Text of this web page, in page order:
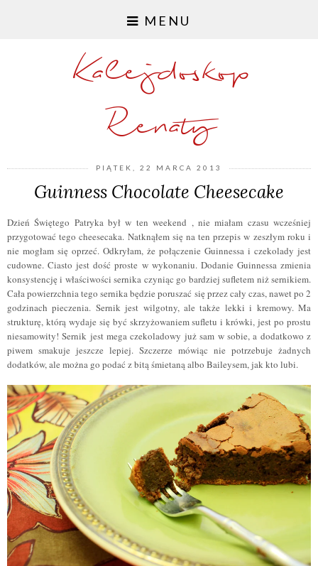
MENU
Kalejdoskop
Renaty
PIĄTEK, 22 MARCA 2013
Guinness Chocolate Cheesecake
Dzień Świętego Patryka był w ten weekend , nie miałam czasu wcześniej
przygotować tego cheesecaka. Natknąłem się na ten przepis w zeszłym roku i
nie mogłam się oprzeć. Odkryłam, że połączenie Guinnessa i czekolady jest
cudowne. Ciasto jest dość proste w wykonaniu. Dodanie Guinnessa zmienia
konsystencję i właściwości sernika czyniąc go bardziej sufletem niż sernikiem.
Cała powierzchnia tego sernika będzie poruszać się przez cały czas, nawet po 2
godzinach pieczenia. Sernik jest wilgotny, ale także lekki i kremowy. Ma
strukturę, którą wydaje się być skrzyżowaniem sufletu i krówki, jest po prostu
niesamowity! Sernik jest mega czekoladowy już sam w sobie, a dodatkowo z
piwem smakuje jeszcze lepiej. Szczerze mówiąc nie potrzebuje żadnych
dodatków, ale można go podać z bitą śmietaną albo Baileysem, jak kto lubi.